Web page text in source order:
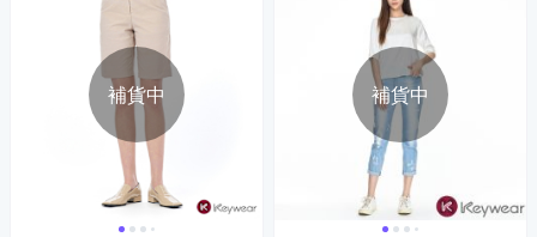
補貨中 補貨中